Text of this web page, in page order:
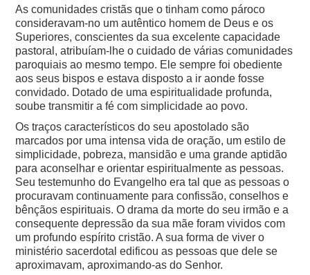
As comunidades cristãs que o tinham como pároco
consideravam-no um autêntico homem de Deus e os
Superiores, conscientes da sua excelente capacidade
pastoral, atribuíam-lhe o cuidado de várias comunidades
paroquiais ao mesmo tempo. Ele sempre foi obediente
aos seus bispos e estava disposto a ir aonde fosse
convidado. Dotado de uma espiritualidade profunda,
soube transmitir a fé com simplicidade ao povo.
Os traços característicos do seu apostolado são
marcados por uma intensa vida de oração, um estilo de
simplicidade, pobreza, mansidão e uma grande aptidão
para aconselhar e orientar espiritualmente as pessoas.
Seu testemunho do Evangelho era tal que as pessoas o
procuravam continuamente para confissão, conselhos e
bênçãos espirituais. O drama da morte do seu irmão e a
consequente depressão da sua mãe foram vividos com
um profundo espírito cristão. A sua forma de viver o
ministério sacerdotal edificou as pessoas que dele se
aproximavam, aproximando-as do Senhor.